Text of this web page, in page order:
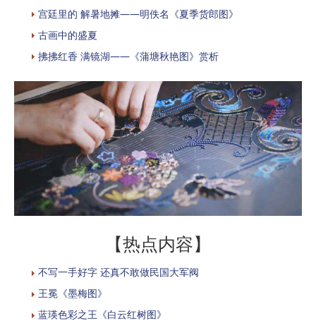
宫廷里的 解暑地摊——明佚名《夏季货郎图》
古画中的盛夏
拂拂红香 满镜湖——《蒲塘秋艳图》赏析
【热点内容】
不写一手好字 还真不敢做民国大军阀
​王冕《墨梅图》
蓝瑛色彩之王《白云红树图》